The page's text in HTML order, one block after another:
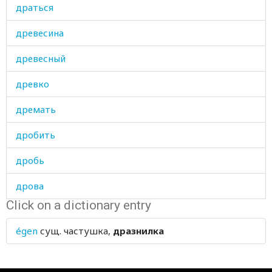
драться
древесина
древесный
древко
дремать
дробить
дробь
дрова
дрожать
дрожжевой
Click on a dictionary entry
égen сущ. частушка, дразнилка